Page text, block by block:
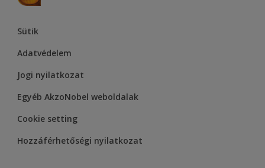
Sütik
Adatvédelem
Jogi nyilatkozat
Egyéb AkzoNobel weboldalak
Cookie setting
Hozzáférhetőségi nyilatkozat